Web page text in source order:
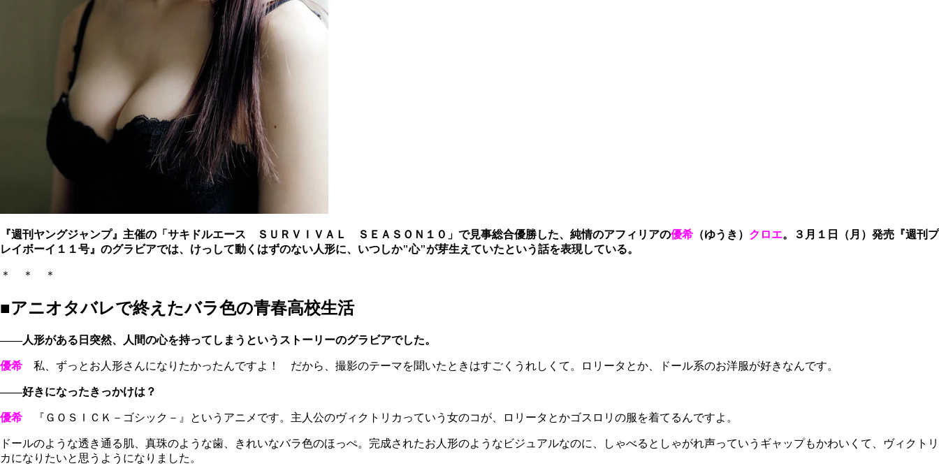
『週刊ヤングジャンプ』主催の「サキドルエース ＳＵＲＶＩＶＡＬ ＳＥＡＳＯＮ１０」で見事総合優勝した、純情のアフィリアの優希 （ゆうき） クロエ。３月１日（月）発売『週刊プ
レイボーイ１１号』のグラビアでは、けっして動くはずのない人形に、いつしか"心"が芽生えていたという話を表現している。
＊ ＊ ＊
■アニオタバレで終えたバラ色の青春高校生活
――人形がある日突然、人間の心を持ってしまうというストーリーのグラビアでした。
優希 私、ずっとお人形さんになりたかったんですよ！ だから、撮影のテーマを聞いたときはすごくうれしくて。ロリータとか、ドール系のお洋服が好きなんです。
――好きになったきっかけは？
優希 『ＧＯＳＩＣＫ－ゴシック－』というアニメです。主人公のヴィクトリカっていう女のコが、ロリータとかゴスロリの服を着てるんですよ。
ドールのような透き通る肌、真珠のような歯、きれいなバラ色のほっぺ。完成されたお人形のようなビジュアルなのに、しゃべるとしゃがれ声っていうギャップもかわいくて、ヴィクトリ
カになりたいと思うようになりました。